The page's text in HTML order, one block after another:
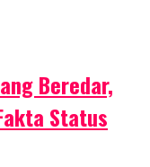
Beredar,
Status